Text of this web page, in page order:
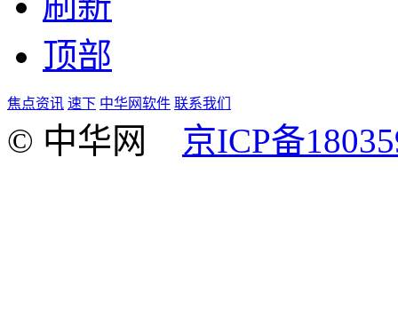
顶部
焦点资讯 速下 中华网软件 联系我们
© 中华网 京ICP备